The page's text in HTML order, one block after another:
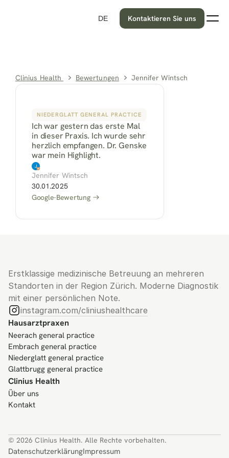
DE Kontaktieren Sie uns
Clinius Health Bewertungen Jennifer Wintsch
NIEDERGLATT GENERAL PRACTICE
Ich war gestern das erste Mal
in dieser Praxis. Ich wurde sehr
herzlich empfangen. Dr. Genske
war mein Highlight.
Jennifer Wintsch
30.01.2025
Google-Bewertung
Erstklassige medizinische Betreuung an mehreren
Standorten in der Region Zürich. Moderne Diagnostik
mit einer persönlichen Note.
instagram.com/cliniushealthcare
Hausarztpraxen
Neerach general practice
Embrach general practice
Niederglatt general practice
Glattbrugg general practice
Clinius Health
Über uns
Kontakt
© 2026 Clinius Health. Alle Rechte vorbehalten.
DatenschutzerklärungImpressum